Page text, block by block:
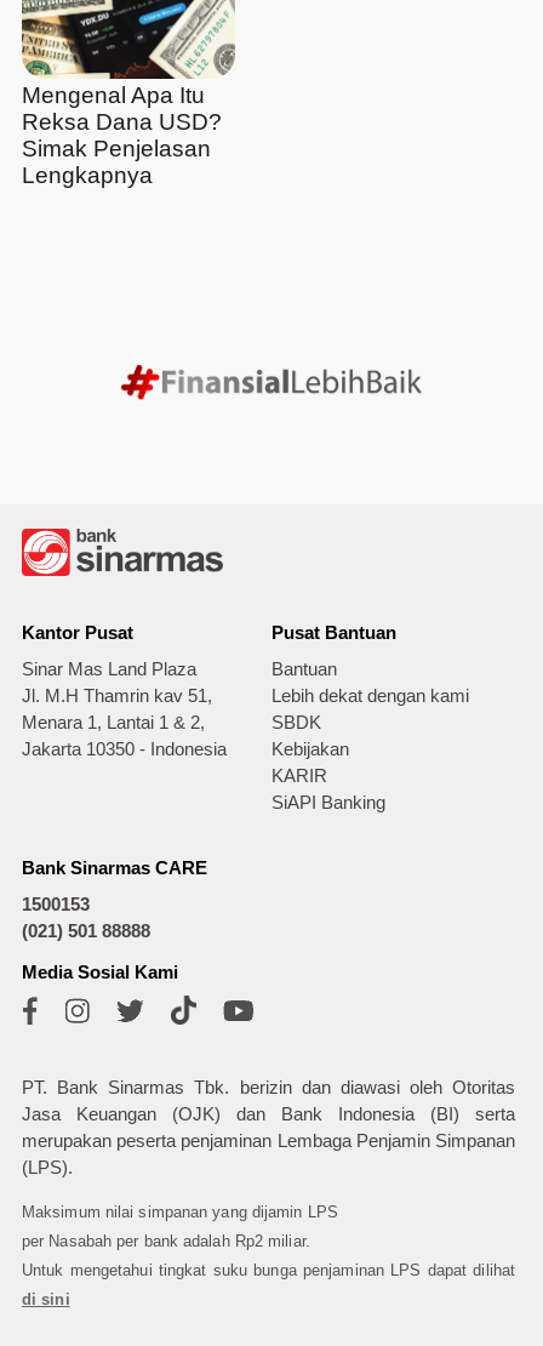
Mengenal Apa Itu
Reksa Dana USD?
Simak Penjelasan
Lengkapnya
Kantor Pusat
Sinar Mas Land Plaza
Jl. M.H Thamrin kav 51,
Menara 1, Lantai 1 & 2,
Jakarta 10350 - Indonesia
Pusat Bantuan
Bantuan
Lebih dekat dengan kami
SBDK
Kebijakan
KARIR
SiAPI Banking
Bank Sinarmas CARE
1500153
(021) 501 88888
Media Sosial Kami
PT. Bank Sinarmas Tbk. berizin dan diawasi oleh Otoritas
Jasa Keuangan (OJK) dan Bank Indonesia (BI) serta
merupakan peserta penjaminan Lembaga Penjamin Simpanan
(LPS).
Maksimum nilai simpanan yang dijamin LPS
per Nasabah per bank adalah Rp2 miliar.
Untuk mengetahui tingkat suku bunga penjaminan LPS dapat dilihat
di sini